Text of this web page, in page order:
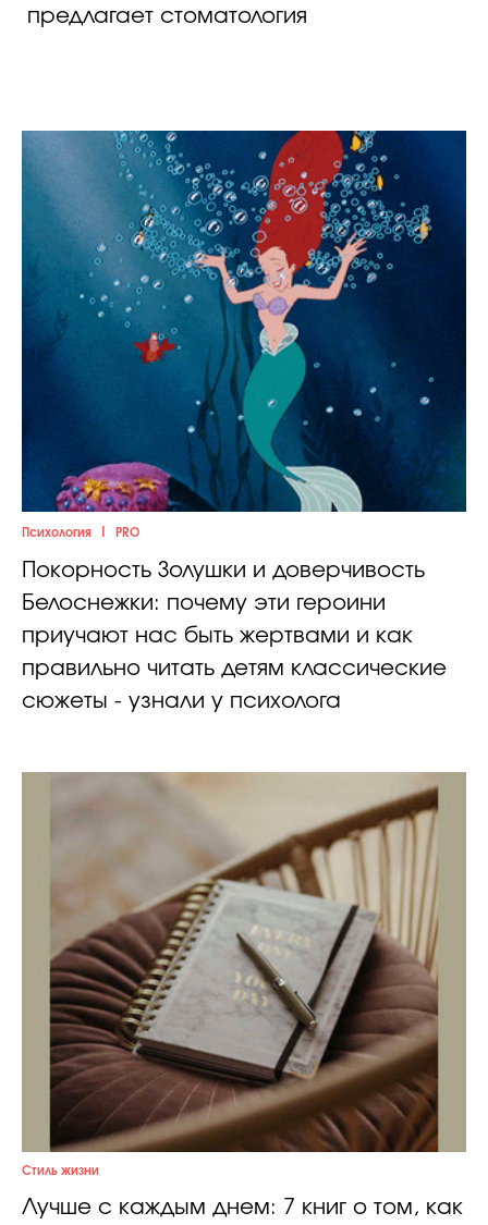
предлагает стоматология
Психология PRO
Покорность Золушки и доверчивость
Белоснежки: почему эти героини
приучают нас быть жертвами и как
правильно читать детям классические
сюжеты - узнали у психолога
Стиль жизни
Лучше с каждым днем: 7 книг о том, как